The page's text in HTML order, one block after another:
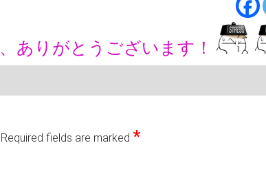
ありがとうございます！
Required fields are marked *